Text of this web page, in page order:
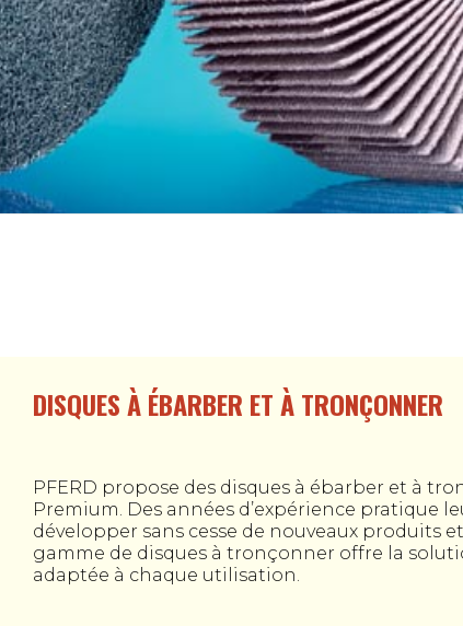
DISQUES À ÉBARBER ET À TRONÇONNER
PFERD propose des disques à ébarber et à
Premium. Des années d’expérience pratique
développer sans cesse de nouveaux produits
gamme de disques à tronçonner offre la
adaptée à chaque utilisation.